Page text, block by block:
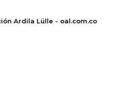
Ardila Lülle - oal.com.co